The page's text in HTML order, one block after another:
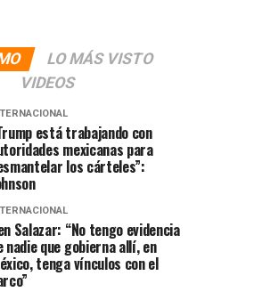
LO MÁS VISTO
VIDEOS
está trabajando con
mexicanas para
los cárteles”:
Salazar: “No tengo evidencia
nadie que gobierna allí, en
tenga vínculos con el